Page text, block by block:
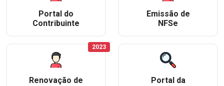
Portal do
Contribuinte
Emissão de
NFSe
Renovação de
2023
Portal da